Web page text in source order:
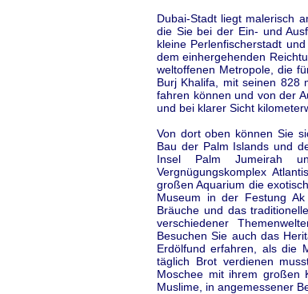
Dubai-Stadt liegt malerisch
die Sie bei der Ein- und
kleine Perlenfischerstadt
dem einhergehenden
weltoffenen Metropole, die
Burj Khalifa, mit seinen 828
fahren können und von der
und bei klarer Sicht
Von dort oben können Sie
Bau der Palm Islands und
Insel Palm Jumeirah
Vergnügungskomplex
großen Aquarium die
Museum in der Festung
Bräuche und das
verschiedener
Besuchen Sie auch das
Erdölfund erfahren, als die
täglich Brot verdienen
Moschee mit ihrem großen
Muslime, in angemessener